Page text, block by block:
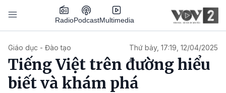
Nhảy đến nội dung
RadioPodcastMultimedia
Giáo dục - Đào tạo Thứ bảy, 17:19, 12/04/2025
Tiếng Việt trên đường hiểu
biết và khám phá